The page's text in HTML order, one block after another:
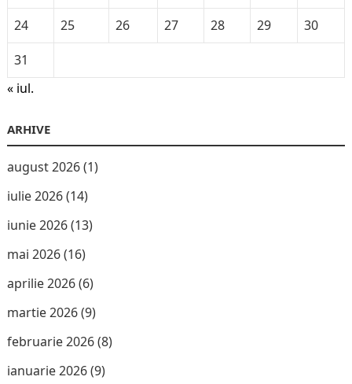
24
25 26 27 28 29
30
31
« iul.
ARHIVE
august 2026(1)
iulie 2026(14)
iunie 2026(13)
mai 2026(16)
aprilie 2026(6)
martie 2026(9)
februarie 2026(8)
ianuarie 2026(9)